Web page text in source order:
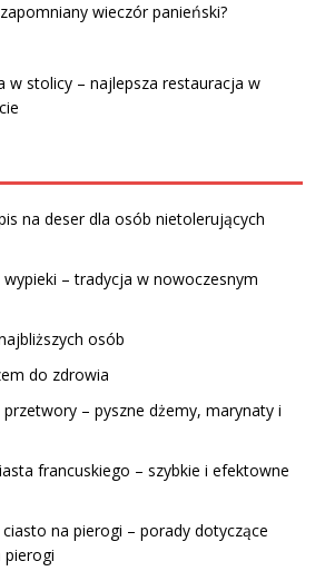
wieczór panieński?
w stolicy – najlepsza restauracja w
na deser dla osób nietolerujących
– tradycja w nowoczesnym
osób
do zdrowia
– pyszne dżemy, marynaty i
francuskiego – szybkie i efektowne
na pierogi – porady dotyczące
pierogi